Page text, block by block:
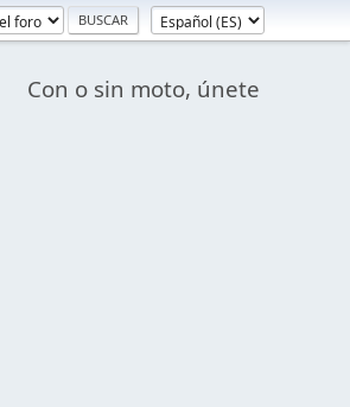
Con o sin moto, únete